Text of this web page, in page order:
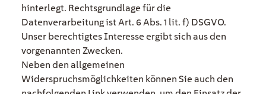
hinterlegt. Rechtsgrundlage für die
Datenverarbeitung ist Art. 6 Abs. 1 lit. f) DSGVO.
Unser berechtigtes Interesse ergibt sich aus den
vorgenannten Zwecken.
Neben den allgemeinen
Widerspruchsmöglichkeiten können Sie auch den